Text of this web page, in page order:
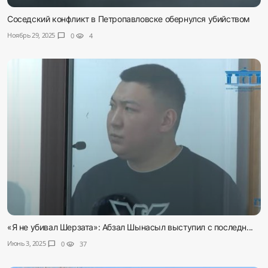
Соседский конфликт в Петропавловске обернулся убийством
Ноябрь 29, 2025 chat_bubble 0 visibility 4
«Я не убивал Шерзата»: Абзал Шынасыл выступил с последн...
Июнь 3, 2025 chat_bubble 0 visibility 37